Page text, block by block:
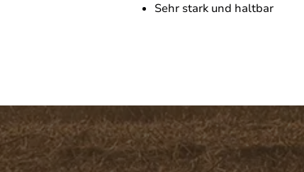
Sehr stark und haltbar